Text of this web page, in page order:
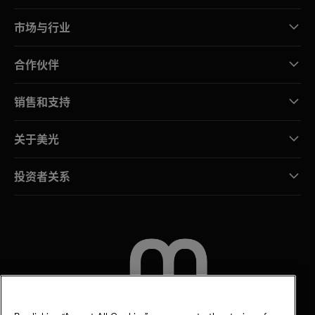
市场与行业
合作伙伴
销售和支持
关于美光
投资者关系